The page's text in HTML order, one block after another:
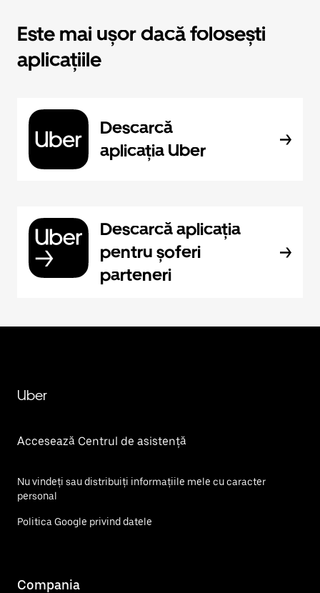
Este mai ușor dacă folosești
aplicațiile
Descarcă
aplicația Uber
Descarcă aplicația
pentru șoferi
parteneri
Uber
Accesează Centrul de asistență
Nu vindeți sau distribuiți informațiile mele cu caracter
personal
Politica Google privind datele
Compania